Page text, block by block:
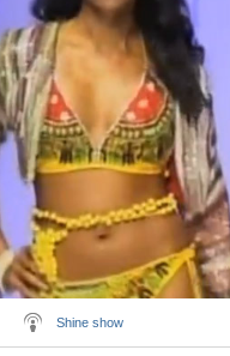
Shine show